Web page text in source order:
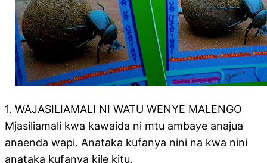
1. WAJASILIAMALI NI WATU WENYE MALENGO
Mjasiliamali kwa kawaida ni mtu ambaye anajua
anaenda wapi. Anataka kufanya nini na kwa nini
anataka kufanya kile kitu.